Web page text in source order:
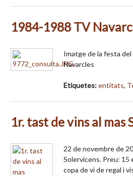
1984-1988 TV
Imatge de la festa
Navarcles
Etiquetes:entitats,
1r. tast de vins al mas
22 de novembre de
Solervicens. Preu: 15
copa de vi de regal i